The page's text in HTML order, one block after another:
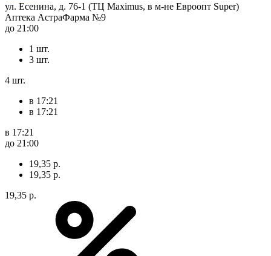
ул. Есенина, д. 76-1 (ТЦ Maximus, в м-не Евроопт Super)
Аптека АстраФарма №9
до 21:00
1 шт.
3 шт.
4 шт.
в 17:21
в 17:21
в 17:21
до 21:00
19,35 р.
19,35 р.
19,35 р.